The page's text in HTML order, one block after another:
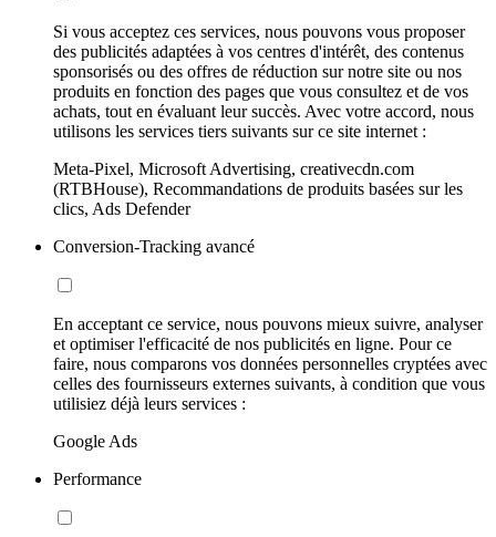
Si vous acceptez ces services, nous pouvons vous proposer
des publicités adaptées à vos centres d'intérêt, des contenus
sponsorisés ou des offres de réduction sur notre site ou nos
produits en fonction des pages que vous consultez et de vos
achats, tout en évaluant leur succès. Avec votre accord, nous
utilisons les services tiers suivants sur ce site internet :
Meta-Pixel, Microsoft Advertising, creativecdn.com
(RTBHouse), Recommandations de produits basées sur les
clics, Ads Defender
Conversion-Tracking avancé
En acceptant ce service, nous pouvons mieux suivre, analyser
et optimiser l'efficacité de nos publicités en ligne. Pour ce
faire, nous comparons vos données personnelles cryptées avec
celles des fournisseurs externes suivants, à condition que vous
utilisiez déjà leurs services :
Google Ads
Performance